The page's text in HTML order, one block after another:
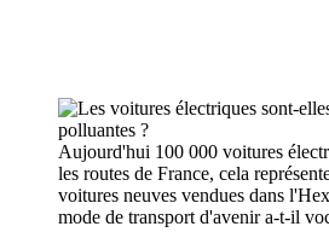
Aujourd'hui 100 000 voitures
les routes de France, cela
voitures neuves vendues dans
mode de transport d'avenir a-t-il